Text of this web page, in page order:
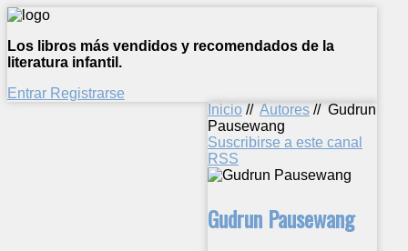
Los libros más vendidos y recomendados de la
literatura infantil.
Entrar Registrarse
Inicio // Autores // Gudrun
Pausewang
Suscribirse a este canal
RSS
Gudrun Pausewang